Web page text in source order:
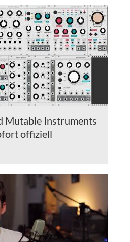
Mutable Instruments
offiziell